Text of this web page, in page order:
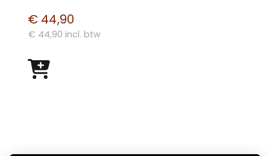
€ 44,90
€ 44,90 incl. btw